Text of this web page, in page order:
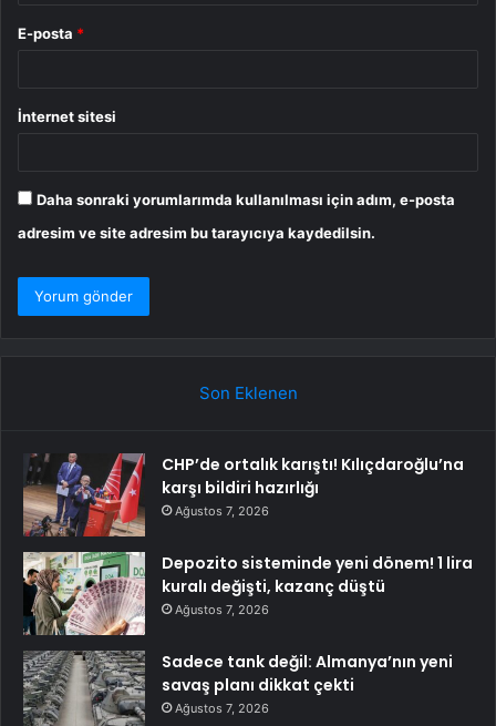
E-posta *
İnternet sitesi
Daha sonraki yorumlarımda kullanılması için adım, e-posta
adresim ve site adresim bu tarayıcıya kaydedilsin.
Son Eklenen
CHP’de ortalık karıştı! Kılıçdaroğlu’na
karşı bildiri hazırlığı
Ağustos 7, 2026
Depozito sisteminde yeni dönem! 1 lira
kuralı değişti, kazanç düştü
Ağustos 7, 2026
Sadece tank değil: Almanya’nın yeni
savaş planı dikkat çekti
Ağustos 7, 2026